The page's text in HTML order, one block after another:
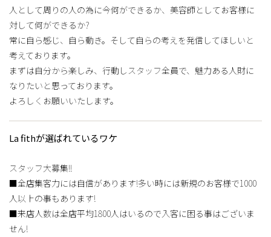
人として周りの人の為に今何ができるか、美容師としてお客様に
対して何ができるか?
常に自ら感じ、自ら動き。そして自らの考えを発信してほしいと
考えております。
まずは自分から楽しみ、行動しスタッフ全員で、魅力ある人財に
なりたいと思っております。
よろしくお願いいたします。
La fithが選ばれているワケ
スタッフ大募集!!
■全店集客力には自信があります!多い時には新規のお客様で1000
人以上の事もあります!
■来店人数は全店平均1800人はいるので入客に困る事はございま
せん!